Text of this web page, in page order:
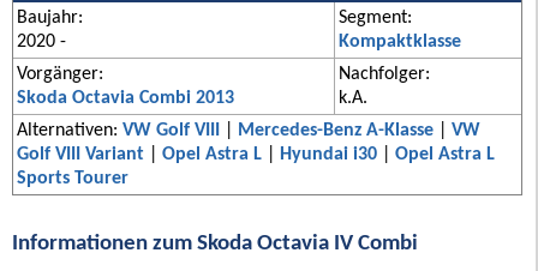
Baujahr:
2020 -
Segment:
Kompaktklasse
Vorgänger:
Skoda Octavia Combi 2013
Nachfolger:
k.A.
Alternativen: VW Golf VIII Mercedes-Benz A-Klasse
VW
Golf VIII Variant
Opel Astra L Hyundai i30
Opel Astra L
Sports Tourer
Informationen zum Skoda Octavia IV Combi